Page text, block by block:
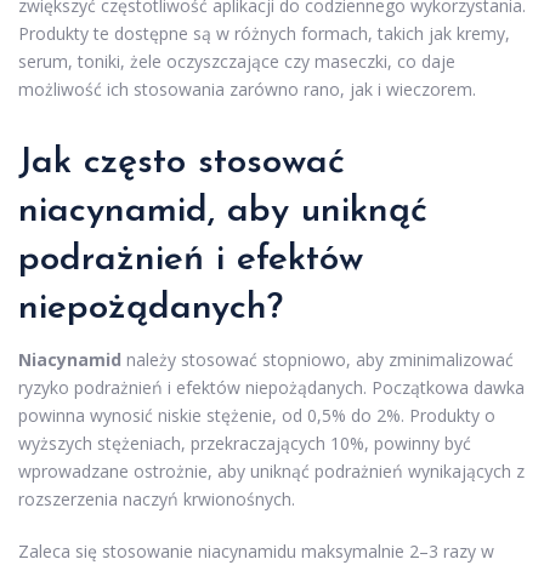
zwiększyć częstotliwość aplikacji do codziennego wykorzystania.
Produkty te dostępne są w różnych formach, takich jak kremy,
serum, toniki, żele oczyszczające czy maseczki, co daje
możliwość ich stosowania zarówno rano, jak i wieczorem.
Jak często stosować
niacynamid, aby uniknąć
podrażnień i efektów
niepożądanych?
Niacynamid należy stosować stopniowo, aby zminimalizować
ryzyko podrażnień i efektów niepożądanych. Początkowa dawka
powinna wynosić niskie stężenie, od 0,5% do 2%. Produkty o
wyższych stężeniach, przekraczających 10%, powinny być
wprowadzane ostrożnie, aby uniknąć podrażnień wynikających z
rozszerzenia naczyń krwionośnych.
Zaleca się stosowanie niacynamidu maksymalnie 2–3 razy w